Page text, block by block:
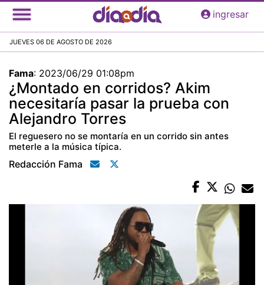
Pasar
al
principal
ingresar
JUEVES 06 DE AGOSTO DE 2026
Fama: 2023/06/29 01:08pm
¿Montado en corridos? Akim
necesitaría pasar la prueba con
Alejandro Torres
El reguesero no se montaría en un corrido sin antes
meterle a la música típica.
Redacción Fama